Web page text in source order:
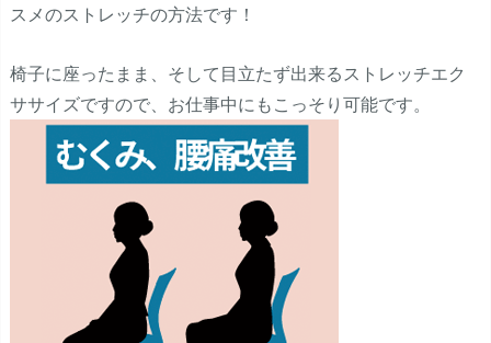
スメのストレッチの方法です！
椅子に座ったまま、そして目立たず出来るストレッチエク
ササイズですので、お仕事中にもこっそり可能です。